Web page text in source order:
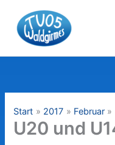
Inhalt
springen
Start 2017 Februar
U20 und